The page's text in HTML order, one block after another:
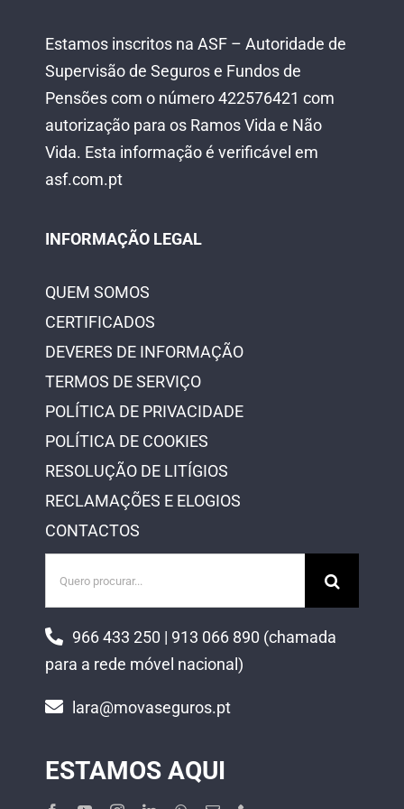
Estamos inscritos na ASF – Autoridade de
Supervisão de Seguros e Fundos de
Pensões com o número 422576421 com
autorização para os Ramos Vida e Não
Vida. Esta informação é verificável em
asf.com.pt
INFORMAÇÃO LEGAL
QUEM SOMOS
CERTIFICADOS
DEVERES DE INFORMAÇÃO
TERMOS DE SERVIÇO
POLÍTICA DE PRIVACIDADE
POLÍTICA DE COOKIES
RESOLUÇÃO DE LITÍGIOS
RECLAMAÇÕES E ELOGIOS
CONTACTOS
966 433 250 | 913 066 890 (chamada
para a rede móvel nacional)
lara@movaseguros.pt
ESTAMOS AQUI